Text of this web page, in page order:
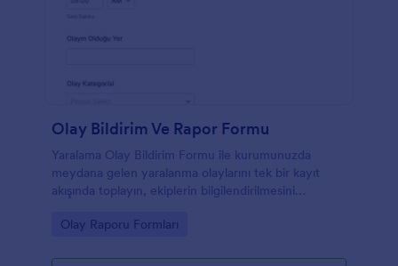
Olay Bildirim Ve Rapor Formu
Yaralama Olay Bildirim Formu ile kurumunuzda
meydana gelen yaralanma olaylarını tek bir kayıt
akışında toplayın, ekiplerin bilgilendirilmesini
düzenli yönetin.
Go to Category:
Olay Raporu Formları